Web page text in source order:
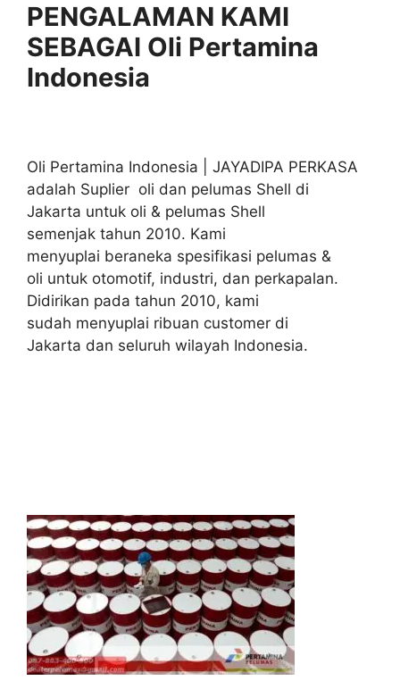
PENGALAMAN KAMI
SEBAGAI Oli Pertamina
Indonesia
Oli Pertamina Indonesia | JAYADIPA PERKASA
adalah Suplier oli dan pelumas Shell di
Jakarta untuk oli & pelumas Shell
semenjak tahun 2010. Kami
menyuplai beraneka spesifikasi pelumas &
oli untuk otomotif, industri, dan perkapalan.
Didirikan pada tahun 2010, kami
sudah menyuplai ribuan customer di
Jakarta dan seluruh wilayah Indonesia.